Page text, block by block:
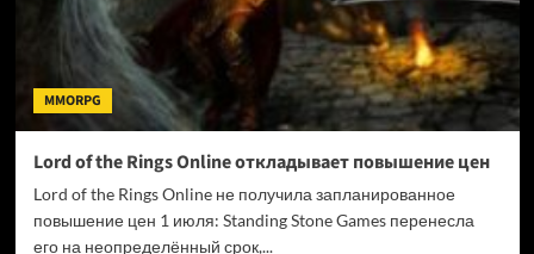
публикацией
нового
трейлера
MMORPG
Lord of the Rings Online откладывает повышение цен
Lord of the Rings Online не получила запланированное
повышение цен 1 июля: Standing Stone Games перенесла
его на неопределённый срок,...